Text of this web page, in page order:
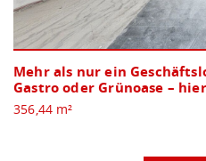
Mehr als nur ein
Gastro oder Grünoase –
356,44 m²